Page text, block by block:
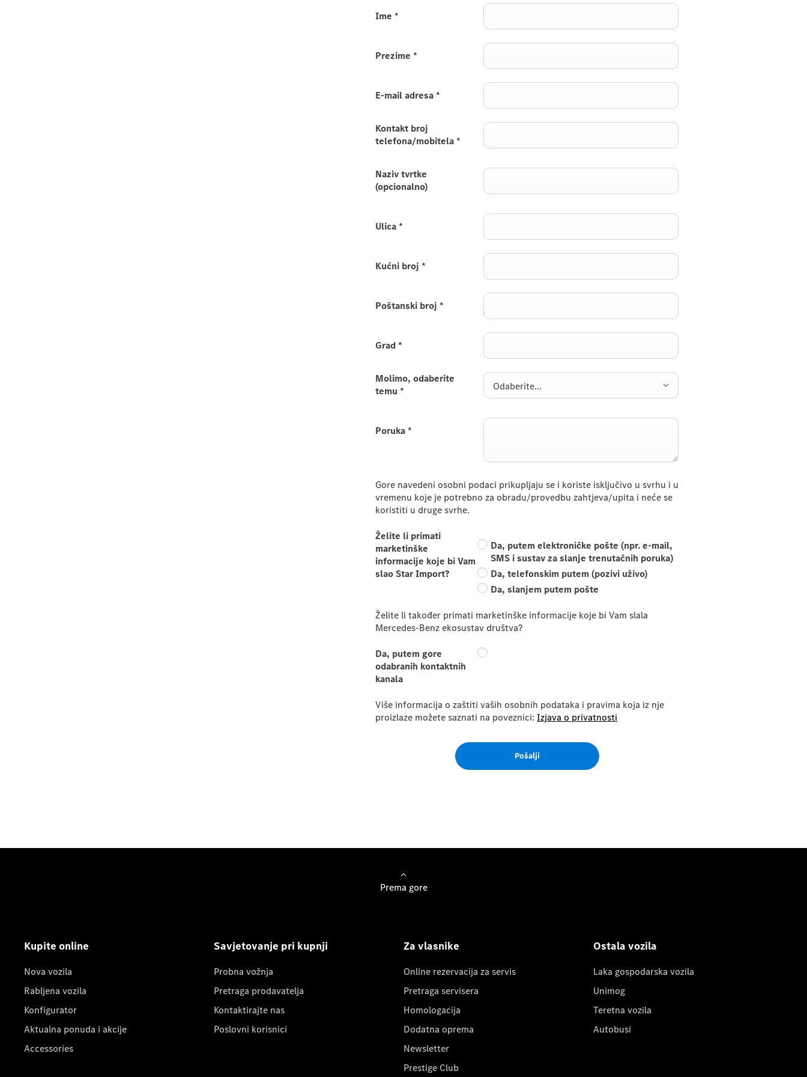
Ime *
Prezime *
E-mail adresa *
Kontakt broj
telefona/mobitela *
Naziv tvrtke
(opcionalno)
Ulica *
Kućni broj *
Poštanski broj *
Grad *
Molimo, odaberite
temu * Odaberite...
Poruka *
Gore navedeni osobni podaci prikupljaju se i koriste isključivo u svrhu i u
vremenu koje je potrebno za obradu/provedbu zahtjeva/upita i neće se
koristiti u druge svrhe.
Želite li primati
marketinške
informacije koje bi Vam
slao Star Import?
Da, putem elektroničke pošte (npr. e-mail,
SMS i sustav za slanje trenutačnih poruka)
Da, telefonskim putem (pozivi uživo)
Da, slanjem putem pošte
Želite li također primati marketinške informacije koje bi Vam slala
Mercedes-Benz ekosustav društva?
Da, putem gore
odabranih kontaktnih
kanala
Više informacija o zaštiti vaših osobnih podataka i pravima koja iz nje
proizlaze možete saznati na poveznici: Izjava o privatnosti
Pošalji
Prema gore
Kupite online
Nova vozila
Rabljena vozila
Konfigurator
Aktualna ponuda i akcije
Accessories
Savjetovanje pri kupnji
Probna vožnja
Pretraga prodavatelja
Kontaktirajte nas
Poslovni korisnici
Za vlasnike
Online rezervacija za servis
Pretraga servisera
Homologacija
Dodatna oprema
Newsletter
Prestige Club
Ostala vozila
Laka gospodarska vozila
Unimog
Teretna vozila
Autobusi